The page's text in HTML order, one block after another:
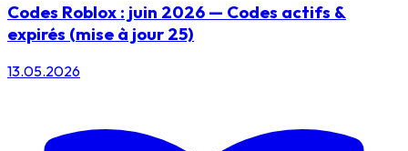
Codes Roblox : juin 2026 — Codes actifs &
expirés (mise à jour 25)
13.05.2026